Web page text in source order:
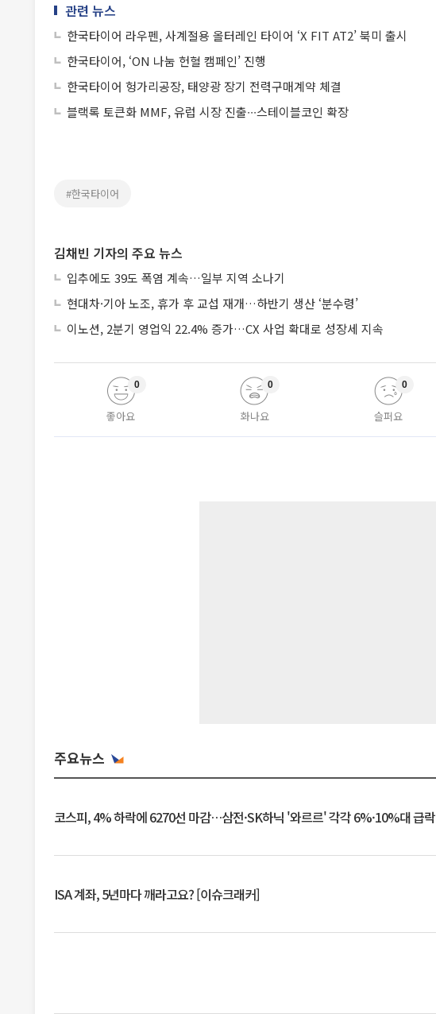
관련 뉴스
한국타이어 라우펜, 사계절용 올터레인 타이어 ‘X FIT AT2’ 북미 출시
한국타이어, ‘ON 나눔 헌혈 캠페인’ 진행
한국타이어 헝가리공장, 태양광 장기 전력구매계약 체결
블랙록 토큰화 MMF, 유럽 시장 진출∙∙∙스테이블코인 확장
#한국타이어
김채빈 기자의 주요 뉴스
입추에도 39도 폭염 계속…일부 지역 소나기
현대차·기아 노조, 휴가 후 교섭 재개…하반기 생산 ‘분수령’
이노션, 2분기 영업익 22.4% 증가…CX 사업 확대로 성장세 지속
좋아요
0
화나요
0
슬퍼요
0
주요뉴스
코스피, 4% 하락에 6270선 마감…삼전·SK하닉 '와르르' 각각 6%·10%대 급락
ISA 계좌, 5년마다 깨라고요? [이슈크래커]